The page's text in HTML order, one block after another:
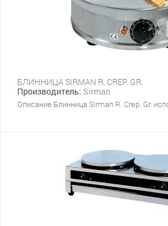
БЛИННИЦА SIRMAN R. CREP. GR.
Производитель: Sirman
Описание Блинница Sirman R. Crep. Gr.